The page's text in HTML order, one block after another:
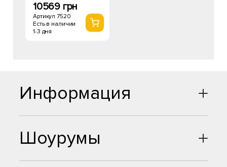
10569 грн
Артикул 7520
Есть в наличии
1-3 дня
Шоурумы
Информация